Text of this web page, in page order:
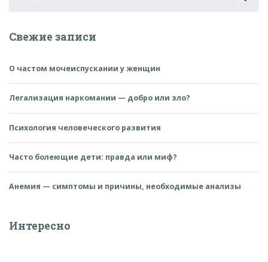
Свежие записи
О частом мочеиспускании у женщин
Легализация наркомании — добро или зло?
Психология человеческого развития
Часто болеющие дети: правда или миф?
Анемия — симптомы и причины, необходимые анализы
Интересно